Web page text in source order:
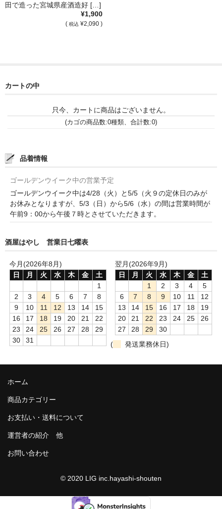
Fabulas（ﾌｧﾋﾞｭﾗｽ）
United States of America / ｱﾒﾘｶ合衆国
ひやおろし
田で造った宮城県産酒造好 […]
¥1,900
( 税込 ¥2,090 )
カートの中
只今、カートに商品はございません。
(カゴの商品数:0種類、合計数:0)
品着情報
ゴールデンウイーク中の営業予定
ゴールデンウイーク中は4/28（火）と5/5（火９の定休日のみが
お休みとなりますが、5/3（日）から5/6（水）の間は営業時間が
午前9：00から午後７時とさせていただきます。
酒屋はやし 営業日七曜表
今月(2026年8月)
日
月 火 水 木 金
土
1
2
3 4 5 6 7
8
9
10 11 12 13 14
15
16
17 18 19 20 21
22
23
24 25 26 27 28
29
30
31
翌月(2026年9月)
日
月 火 水 木 金
土
1
2 3 4
5
6
7 8 9 10 11
12
13
14 15 16 17 18
19
20
21 22 23 24 25
26
27
28 29
30
(
発送業務休日)
ホーム
商品カテゴリー
お支払い・送料について
運営者の紹介 他
お問い合わせ
© 2020 LIG inc.hayashi-shouten